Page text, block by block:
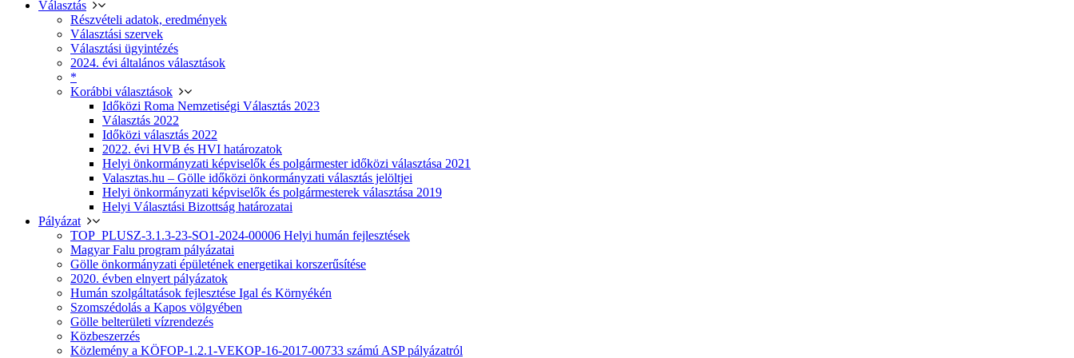
Választás
Részvételi adatok, eredmények
Választási szervek
Választási ügyintézés
2024. évi általános választások
*
Korábbi választások
Időközi Roma Nemzetiségi Választás 2023
Választás 2022
Időközi választás 2022
2022. évi HVB és HVI határozatok
Helyi önkormányzati képviselők és polgármester időközi választása 2021
Valasztas.hu – Gölle időközi önkormányzati választás jelöltjei
Helyi önkormányzati képviselők és polgármesterek választása 2019
Helyi Választási Bizottság határozatai
Pályázat
TOP_PLUSZ-3.1.3-23-SO1-2024-00006 Helyi humán fejlesztések
Magyar Falu program pályázatai
Gölle önkormányzati épületének energetikai korszerűsítése
2020. évben elnyert pályázatok
Humán szolgáltatások fejlesztése Igal és Környékén
Szomszédolás a Kapos völgyében
Gölle belterületi vízrendezés
Közbeszerzés
Közlemény a KÖFOP-1.2.1-VEKOP-16-2017-00733 számú ASP pályázatról